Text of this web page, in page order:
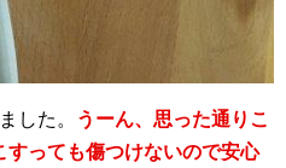
した。
うーん、思った通りこ
っても傷つけないので安心